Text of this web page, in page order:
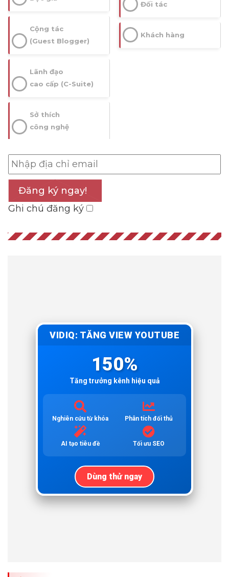
Cộng tác
(Guest Blogger)
Lãnh đạo
cao cấp (C-Suite)
Sở thích
công nghệ
Đối tác
Khách hàng
Đăng ký ngay!
Ghi chú đăng ký